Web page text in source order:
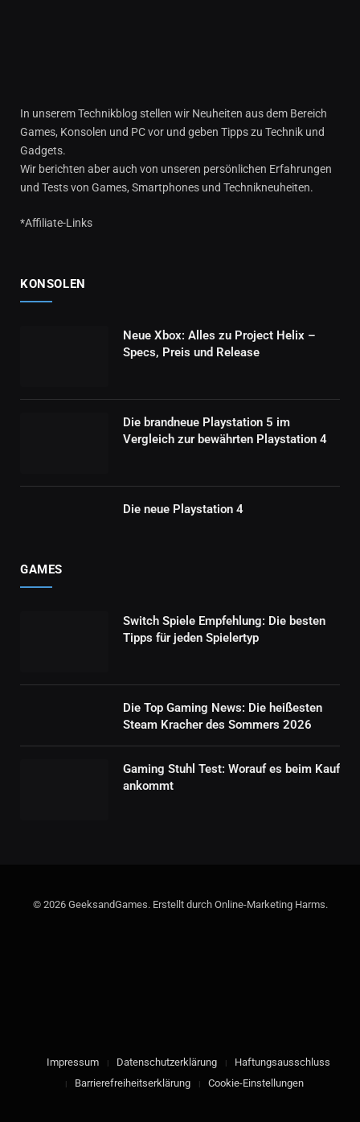
In unserem Technikblog stellen wir Neuheiten aus dem Bereich
Games, Konsolen und PC vor und geben Tipps zu Technik und
Gadgets.
Wir berichten aber auch von unseren persönlichen Erfahrungen
und Tests von Games, Smartphones und Technikneuheiten.
*Affiliate-Links
KONSOLEN
Neue Xbox: Alles zu Project Helix –
Specs, Preis und Release
Die brandneue Playstation 5 im
Vergleich zur bewährten Playstation 4
Die neue Playstation 4
GAMES
Switch Spiele Empfehlung: Die besten
Tipps für jeden Spielertyp
Die Top Gaming News: Die heißesten
Steam Kracher des Sommers 2026
Gaming Stuhl Test: Worauf es beim Kauf
ankommt
© 2026 GeeksandGames. Erstellt durch Online-Marketing Harms.
Impressum Datenschutzerklärung
Haftungsausschluss
Barrierefreiheitserklärung
Cookie-Einstellungen